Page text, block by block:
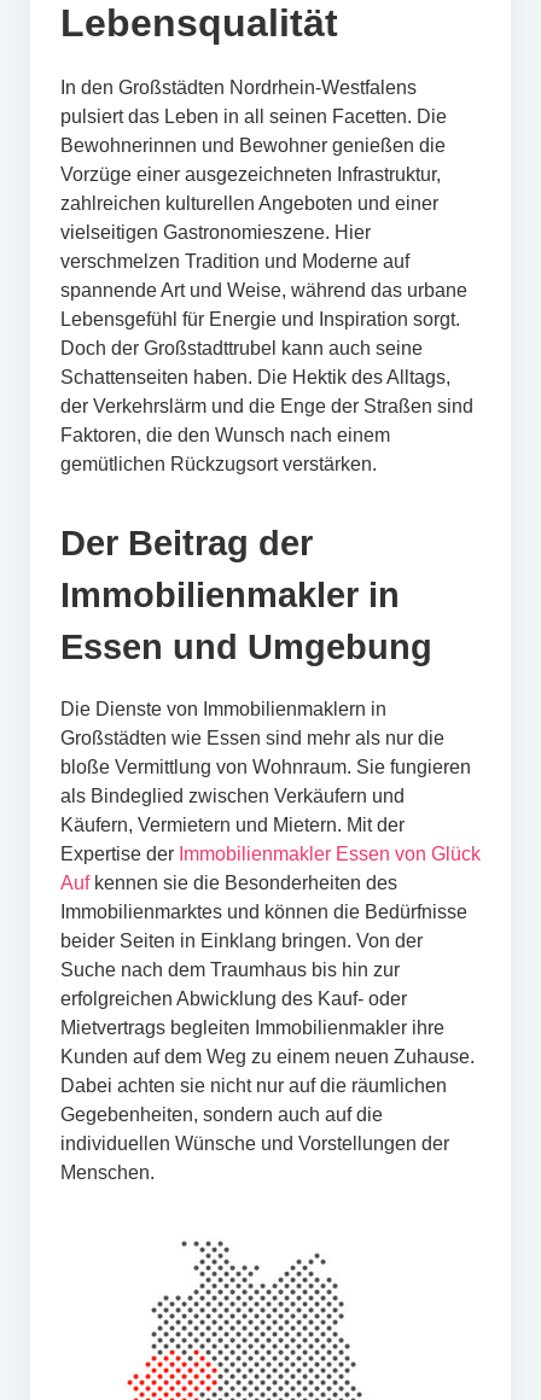
Lebensqualität
In den Großstädten Nordrhein-Westfalens
pulsiert das Leben in all seinen Facetten. Die
Bewohnerinnen und Bewohner genießen die
Vorzüge einer ausgezeichneten Infrastruktur,
zahlreichen kulturellen Angeboten und einer
vielseitigen Gastronomieszene. Hier
verschmelzen Tradition und Moderne auf
spannende Art und Weise, während das urbane
Lebensgefühl für Energie und Inspiration sorgt.
Doch der Großstadttrubel kann auch seine
Schattenseiten haben. Die Hektik des Alltags,
der Verkehrslärm und die Enge der Straßen sind
Faktoren, die den Wunsch nach einem
gemütlichen Rückzugsort verstärken.
Der Beitrag der
Immobilienmakler in
Essen und Umgebung
Die Dienste von Immobilienmaklern in
Großstädten wie Essen sind mehr als nur die
bloße Vermittlung von Wohnraum. Sie fungieren
als Bindeglied zwischen Verkäufern und
Käufern, Vermietern und Mietern. Mit der
Expertise der Immobilienmakler Essen von Glück
Aufkennen sie die Besonderheiten des
Immobilienmarktes und können die Bedürfnisse
beider Seiten in Einklang bringen. Von der
Suche nach dem Traumhaus bis hin zur
erfolgreichen Abwicklung des Kauf- oder
Mietvertrags begleiten Immobilienmakler ihre
Kunden auf dem Weg zu einem neuen Zuhause.
Dabei achten sie nicht nur auf die räumlichen
Gegebenheiten, sondern auch auf die
individuellen Wünsche und Vorstellungen der
Menschen.